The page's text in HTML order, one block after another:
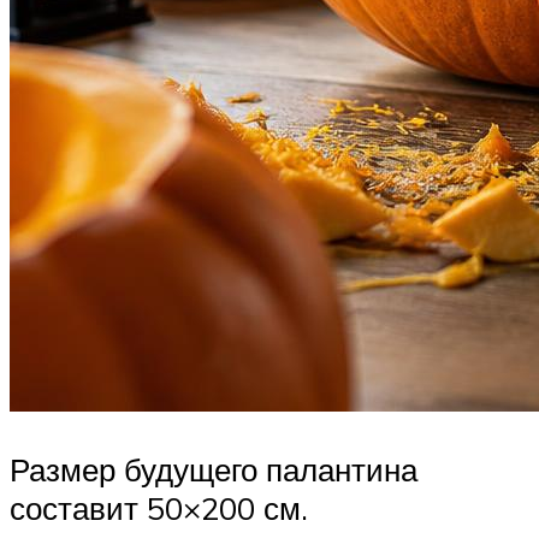
Размер будущего палантина
составит 50×200 см.